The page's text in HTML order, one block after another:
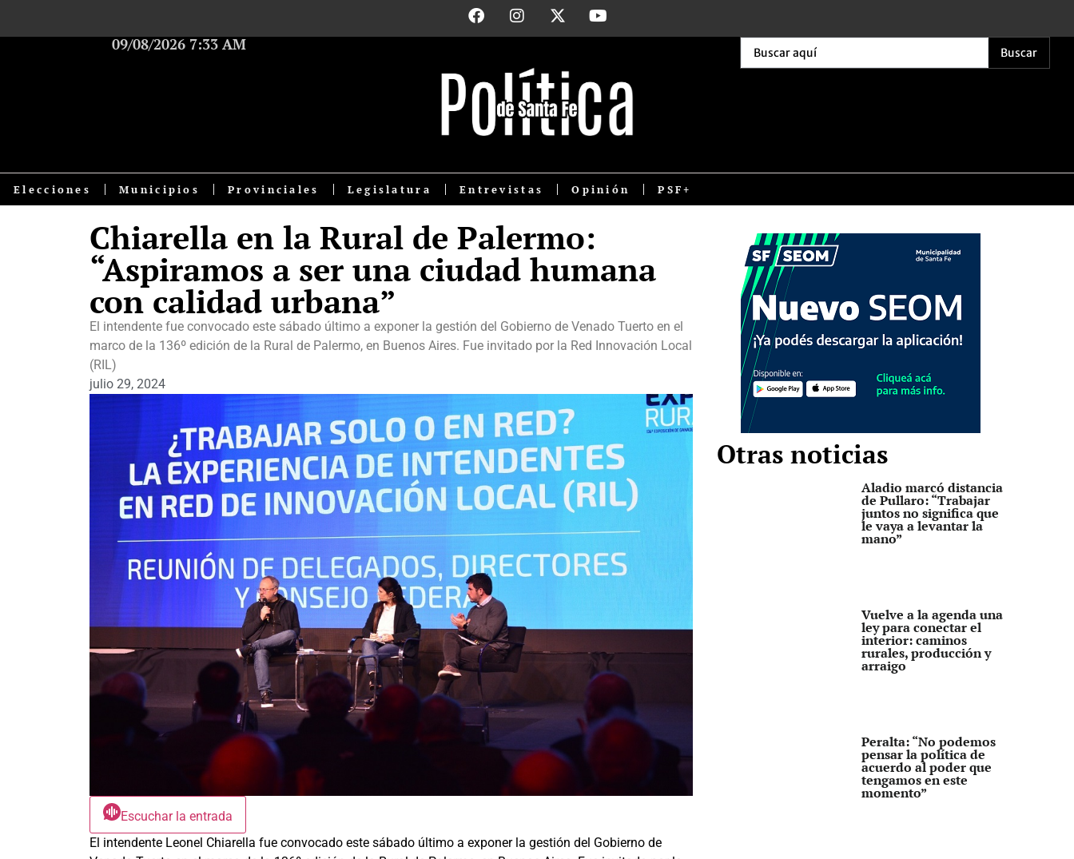
09/08/2026 7:33 AM Buscar
Elecciones Municipios Provinciales Legislatura Entrevistas Opinión PSF+
Chiarella en la Rural de Palermo:
“Aspiramos a ser una ciudad humana
con calidad urbana”
El intendente fue convocado este sábado último a exponer la gestión del Gobierno de Venado Tuerto en el
marco de la 136º edición de la Rural de Palermo, en Buenos Aires. Fue invitado por la Red Innovación Local
(RIL)
julio 29, 2024
Escuchar la entrada
El intendente Leonel Chiarella fue convocado este sábado último a exponer la gestión del Gobierno de
Otras noticias
Aladio marcó distancia
de Pullaro: “Trabajar
juntos no significa que
le vaya a levantar la
mano”
Vuelve a la agenda una
ley para conectar el
interior: caminos
rurales, producción y
arraigo
Peralta: “No podemos
pensar la política de
acuerdo al poder que
tengamos en este
momento”